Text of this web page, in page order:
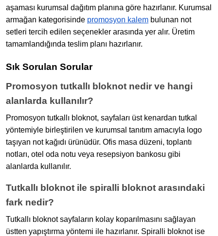
aşaması kurumsal dağıtım planına göre hazırlanır. Kurumsal
armağan kategorisinde promosyon kalem bulunan not
setleri tercih edilen seçenekler arasında yer alır. Üretim
tamamlandığında teslim planı hazırlanır.
Sık Sorulan Sorular
Promosyon tutkallı bloknot nedir ve hangi
alanlarda kullanılır?
Promosyon tutkallı bloknot, sayfaları üst kenardan tutkal
yöntemiyle birleştirilen ve kurumsal tanıtım amacıyla logo
taşıyan not kağıdı ürünüdür. Ofis masa düzeni, toplantı
notları, otel oda notu veya resepsiyon bankosu gibi
alanlarda kullanılır.
Tutkallı bloknot ile spiralli bloknot arasındaki
fark nedir?
Tutkallı bloknot sayfaların kolay koparılmasını sağlayan
üstten yapıştırma yöntemi ile hazırlanır. Spiralli bloknot ise